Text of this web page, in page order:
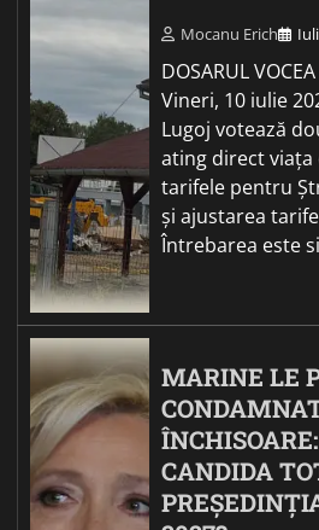
Mocanu Erich
DOSARUL
Vineri, 10 iulie
Lugoj votează
ating direct
tarifele pentru
și ajustarea
Întrebarea este
MARINE LE
CANDIDA